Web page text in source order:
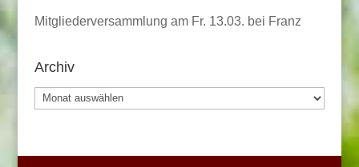
Mitgliederversammlung am Fr. 13.03. bei Franz
Archiv
Archiv